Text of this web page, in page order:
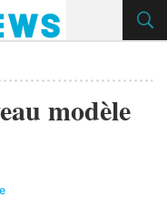
modèle